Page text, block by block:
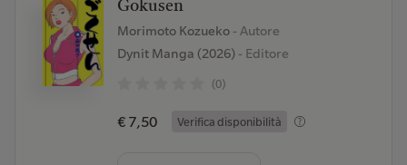
Gokusen
Morimoto Kozueko - Autore
Dynit Manga (2026)- Editore
(0)
€ 7,50 Verifica disponibilità